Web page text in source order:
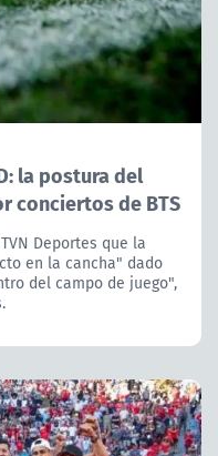
la postura del
conciertos de BTS
Deportes que la
en la cancha" dado
del campo de juego",